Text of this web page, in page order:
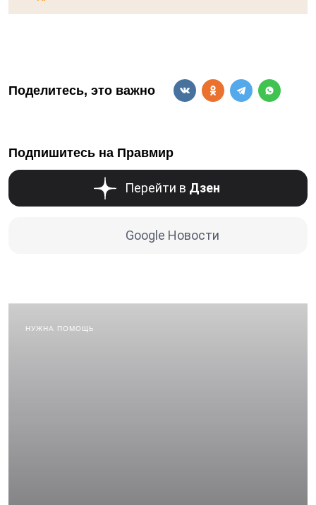
Поделитесь, это важно
Подпишитесь на Правмир
Перейти в Дзен
Google Новости
НУЖНА ПОМОЩЬ